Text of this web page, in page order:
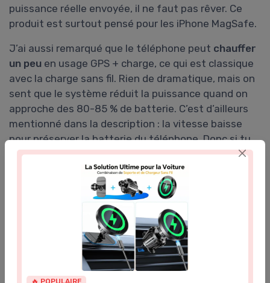
puissance réelle envoyée, il ne faut pas rêver. Ce
produit est surtout pensé pour les iPhone MagSafe.
J’ai aussi remarqué que le téléphone peut chauffer
un peu en usage GPS + charge, ce qui est classique
avec la charge sans fil. Rien de dramatique, mais on
sent que le système réduit la puissance quand on
approche des 80-85 % de batterie. C’est d’ailleurs
mentionné dans la description : la vitesse baisse
pour préserver la batterie du téléphone. Donc si tu
espères passer de 10 à 100 % en une heure de route,
Pour résumer : la charge estsuffisante pour
compenser l’utilisation en voiture(GPS, musique,
appels mains libres) et gagner un peu de batterie,
mais ce n’est pas une solution de charge rapide
ultime. Ça reste pratique, surtout pour le côté « je
pose, ça charge », mais il faut ajuster ses attentes.
🔥 POPULAIRE